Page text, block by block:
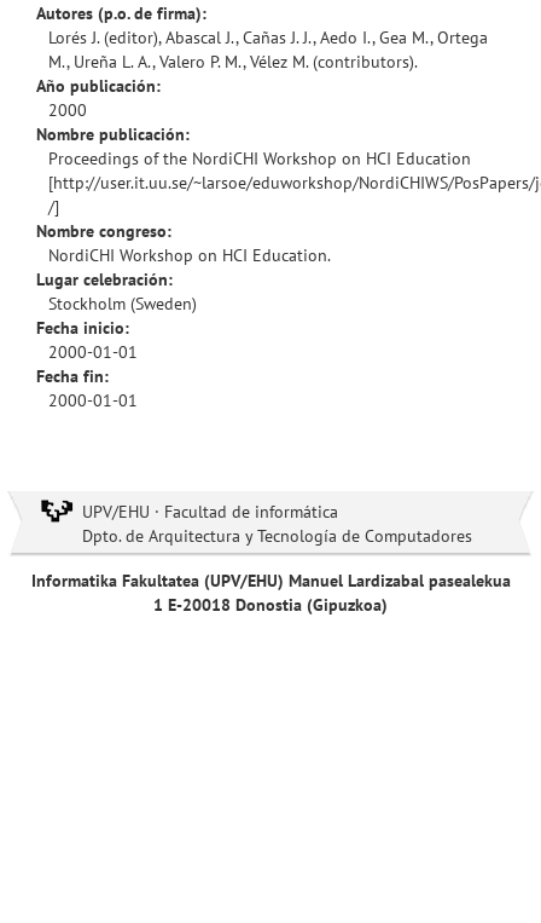
Autores (p.o. de firma):
Lorés J. (editor), Abascal J., Cañas J. J., Aedo I., Gea M., Ortega
M., Ureña L. A., Valero P. M., Vélez M. (contributors).
Año publicación:
2000
Nombre publicación:
Proceedings of the NordiCHI Workshop on HCI Education
[http://user.it.uu.se/~larsoe/eduworkshop/NordiCHIWS/PosPapers/
/]
Nombre congreso:
NordiCHI Workshop on HCI Education.
Lugar celebración:
Stockholm (Sweden)
Fecha inicio:
2000-01-01
Fecha fin:
2000-01-01
UPV/EHU · Facultad de informática
Dpto. de Arquitectura y Tecnología de Computadores
Informatika Fakultatea (UPV/EHU) Manuel Lardizabal pasealekua
1 E-20018 Donostia (Gipuzkoa)